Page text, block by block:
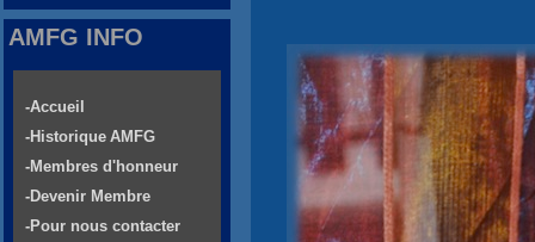
AMFG INFO
-Accueil
-Historique AMFG
-Membres d'honneur
-Devenir Membre
-Pour nous contacter